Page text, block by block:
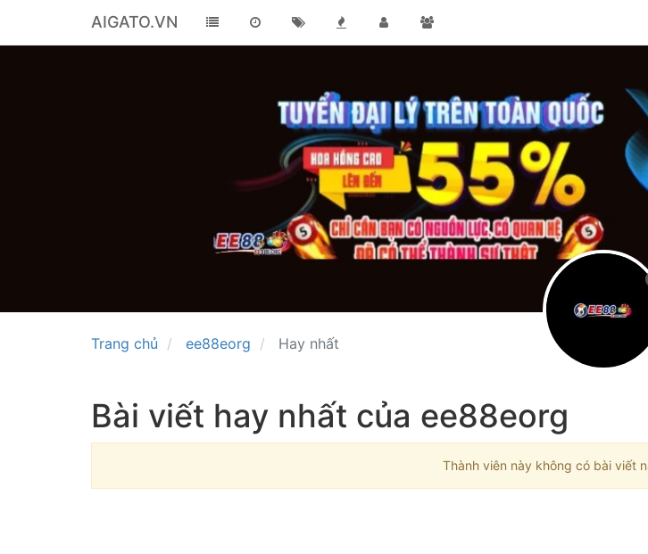
AIGATO.VN
Trang chủ ee88eorg Hay nhất
Bài viết hay nhất của ee88eorg
Thành viên này không có bài viết